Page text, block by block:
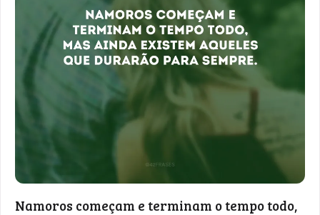
Namoros começam e terminam o tempo todo,